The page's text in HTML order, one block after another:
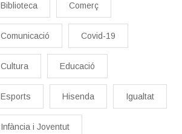
Biblioteca Comerç
Comunicació Covid-19
Cultura Educació
Esports Hisenda Igualtat
Infància i Joventut